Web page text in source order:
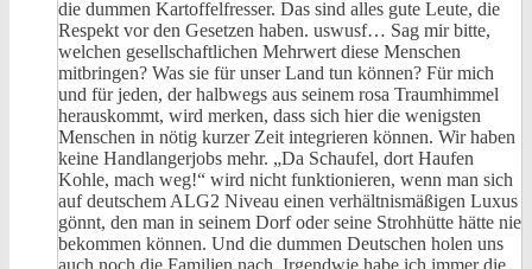
die dummen Kartoffelfresser. Das sind alles gute Leute, die
Respekt vor den Gesetzen haben. uswusf… Sag mir bitte,
welchen gesellschaftlichen Mehrwert diese Menschen
mitbringen? Was sie für unser Land tun können? Für mich
und für jeden, der halbwegs aus seinem rosa Traumhimmel
herauskommt, wird merken, dass sich hier die wenigsten
Menschen in nötig kurzer Zeit integrieren können. Wir haben
keine Handlangerjobs mehr. „Da Schaufel, dort Haufen
Kohle, mach weg!“ wird nicht funktionieren, wenn man sich
auf deutschem ALG2 Niveau einen verhältnismäßigen Luxus
gönnt, den man in seinem Dorf oder seine Strohhütte hätte nie
bekommen können. Und die dummen Deutschen holen uns
auch noch die Familien nach. Irgendwie habe ich immer die